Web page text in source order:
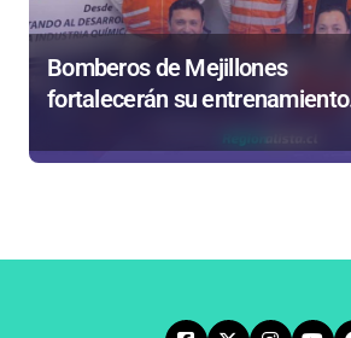
Bomberos de Mejillones
fortalecerán su entrenamiento
complejas